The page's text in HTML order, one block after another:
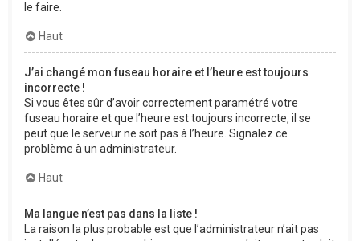
le faire.
Haut
J’ai changé mon fuseau horaire et l’heure est toujours
incorrecte !
Si vous êtes sûr d’avoir correctement paramétré votre
fuseau horaire et que l’heure est toujours incorrecte, il se
peut que le serveur ne soit pas à l’heure. Signalez ce
problème à un administrateur.
Haut
Ma langue n’est pas dans la liste !
La raison la plus probable est que l’administrateur n’ait pas